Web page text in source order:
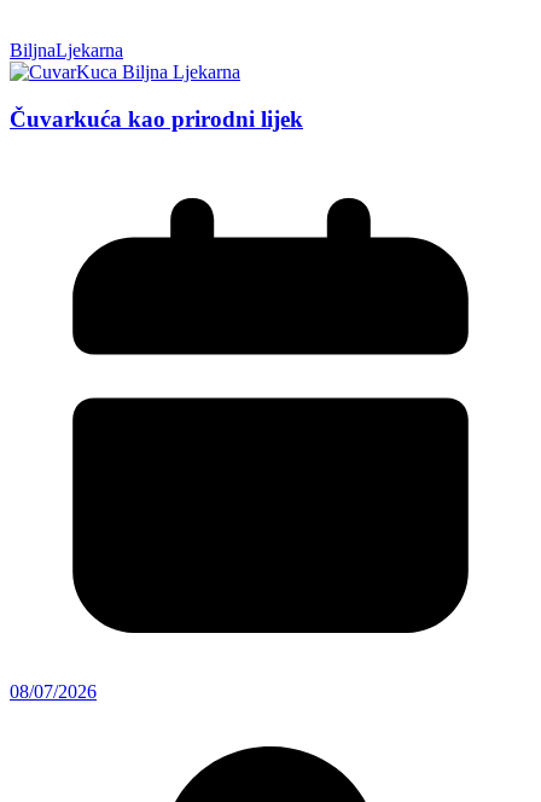
BiljnaLjekarna
Čuvarkuća kao prirodni lijek
08/07/2026